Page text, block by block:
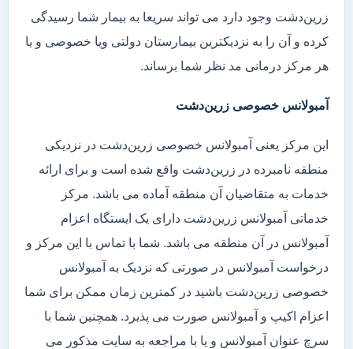
زرین‌دشت وجود دارد می تواند سریعا به بیمار شما رسیدگی
کرده و آن را به نزدیکترین بیمارستان دولتی ویا خصوصی و یا
هر مرکز درمانی مد نظر شما برساند.
آمبولانس خصوصی زرین‌دشت
این مرکز یعنی آمبولانس خصوصی زرین‌دشت در نزدیکی
منطقه نامبرده در زرین‌دشت واقع شده است و برای ارائه
خدمات به متقاضیان آن منطقه آماده می باشد. مرکز
خدماتی آمبولانس زرین‌دشت دارای یک ایستگاه اعزام
آمبولانس در آن منطقه می باشد. شما با تماس با این مرکز و
درخواست آمبولانس در صورتی که نزدیک به آمبولانس
خصوصی زرین‌دشت باشید در کمترین زمان ممکن برای شما
اعزام اکیپ و آمبولانس صورت می پذیرد. همچنین شما با
سرچ عنوان آمبولانس و یا با مراجعه به سایت مذکور می